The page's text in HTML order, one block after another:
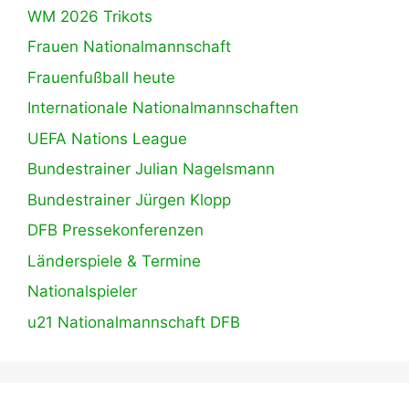
WM 2026 Trikots
Frauen Nationalmannschaft
Frauenfußball heute
Internationale Nationalmannschaften
UEFA Nations League
Bundestrainer Julian Nagelsmann
Bundestrainer Jürgen Klopp
DFB Pressekonferenzen
Länderspiele & Termine
Nationalspieler
u21 Nationalmannschaft DFB